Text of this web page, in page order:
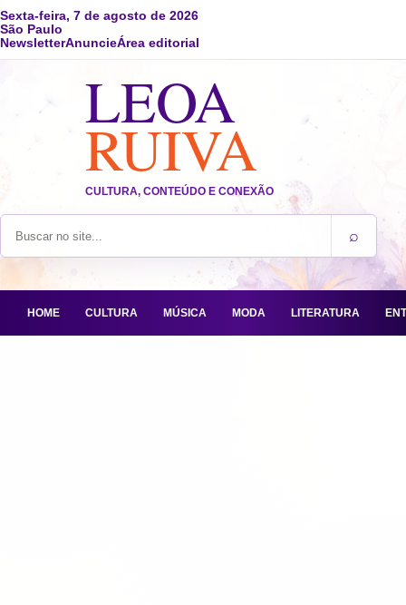
Sexta-feira, 7 de agosto de 2026
São Paulo
NewsletterAnuncieÁrea editorial
LEOA
RUIVA
CULTURA, CONTEÚDO E CONEXÃO
Buscar no site ⌕
HOME CULTURA MÚSICA MODA LITERATURA